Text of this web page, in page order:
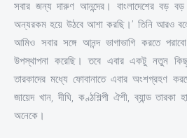
সবার জন্য দারুণ আনন্দের। বাংলাদেশের বড় বড়
অন্যরকম হয়ে উঠবে আশা করছি।’ তিনি আরও
আমিও সবার সঙ্গে আনন্দ ভাগাভাগি করতে
উপস্থাপনা করেছি। তবে এবার একটু নতুন কিছু
তারকাদের মধ্যে ফোবানাতে এবার অংশগ্রহণ
জায়েদ খান, দীঘি, কণ্ঠশিল্পী ঐশী, ব্যান্ড তারকা
অনেকে।